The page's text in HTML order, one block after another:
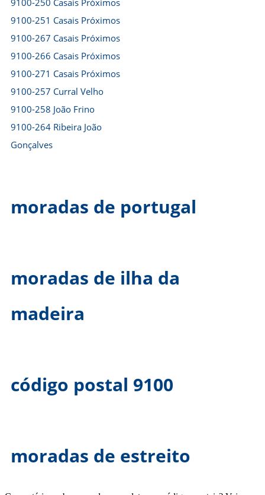
9100-250 Casais Próximos
9100-251 Casais Próximos
9100-267 Casais Próximos
9100-266 Casais Próximos
9100-271 Casais Próximos
9100-257 Curral Velho
9100-258 João Frino
9100-264 Ribeira João
Gonçalves
moradas de portugal
moradas de ilha da
madeira
código postal 9100
moradas de estreito